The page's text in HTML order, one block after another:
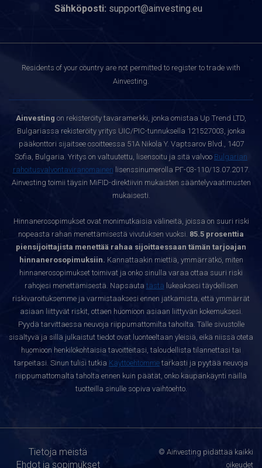
Sähköposti: support@ainvesting.eu
Residents of your country are not permitted to register to trade with
Ainvesting.
Ainvesting on rekisteröity tavaramerkki, jonka omistaa Up Trend LTD,
Bulgariassa rekisteröity yritys UIC/PIC-tunnuksella 121527003, jonka
pääkonttori sijaitsee osoitteessa 51A Nikola Y. Vaptsarov Blvd., 1407
Sofia, Bulgaria. Yritys on valtuutettu, lisensoitu ja sitä valvoo Bulgarian
rahoitusvalvontaviranomainen lisenssinumerolla РГ-03-110/13.07.2017.
Ainvesting toimii täysin MiFID-direktiivin mukaisten sääntelyvaatimusten
mukaisesti.
Hinnanerosopimukset ovat monimutkaisia välineitä, joissa on suuri riski
nopeasta rahan menettämisestä vivutuksen vuoksi. 85.5 prosenttia
piensijoittajista menettää rahaa sijoittaessaan tämän tarjoajan
hinnanerosopimuksiin. Kannattaakin miettiä, ymmärrätkö, miten
hinnanerosopimukset toimivat ja onko sinulla varaa ottaa suuri riski
rahojesi menettämisestä. Napsauta tästä lukeaksesi täydellisen
riskivaroituksemme ja varmistaaksesi ennen jatkamista, että ymmärrät
asiaan liittyvät riskit, ottaen huomioon asiaan liittyvän kokemuksesi.
Pyydä tarvittaessa neuvoja riippumattomilta tahoilta. Tälle sivustolle
sisältyvä ja sillä julkaistut tiedot ovat luonteeltaan yleisiä, eikä niissä oteta
huomioon henkilökohtaisia tavoitteitasi, taloudellista tilannettasi tai
tarpeitasi. Sinun tulisi tutkia Käyttöehtomme tarkasti ja pyytää neuvoja
riippumattomalta taholta ennen kuin päätät, onko kaupankäynti näillä
tuotteilla sinulle sopiva vaihtoehto.
Tietoja meistä
Ehdot ja sopimukset
© Ainvesting pidättää kaikki
oikeudet